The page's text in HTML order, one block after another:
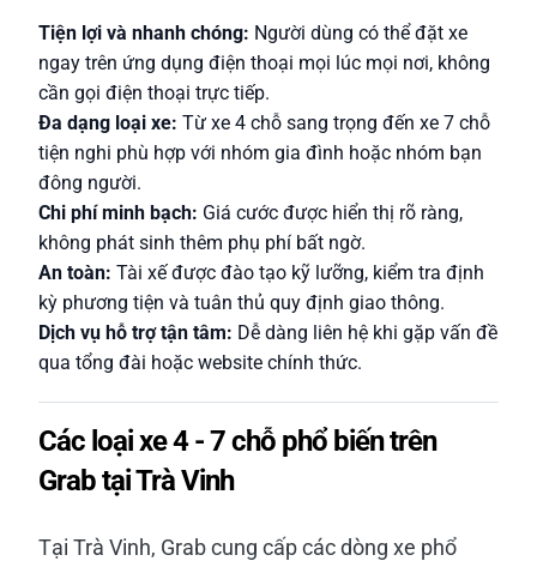
Tiện lợi và nhanh chóng: Người dùng có thể đặt xe
ngay trên ứng dụng điện thoại mọi lúc mọi nơi, không
cần gọi điện thoại trực tiếp.
Đa dạng loại xe: Từ xe 4 chỗ sang trọng đến xe 7 chỗ
tiện nghi phù hợp với nhóm gia đình hoặc nhóm bạn
đông người.
Chi phí minh bạch: Giá cước được hiển thị rõ ràng,
không phát sinh thêm phụ phí bất ngờ.
An toàn: Tài xế được đào tạo kỹ lưỡng, kiểm tra định
kỳ phương tiện và tuân thủ quy định giao thông.
Dịch vụ hỗ trợ tận tâm: Dễ dàng liên hệ khi gặp vấn đề
qua tổng đài hoặc website chính thức.
Các loại xe 4 - 7 chỗ phổ biến trên
Grab tại Trà Vinh
Tại Trà Vinh, Grab cung cấp các dòng xe phổ